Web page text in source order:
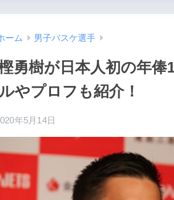
ーム 男子バスケ選手
勇樹が日本人初の年
やプロフも紹介！
年5月14日